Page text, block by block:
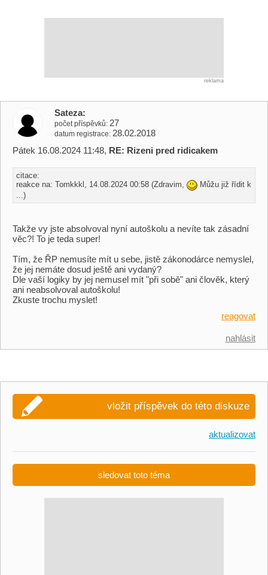
reklama
Sateza
počet příspěvků 27
datum registrace 28.02.2018
Pátek 16.08.2024 11:48, RE: Rizeni pred ridicakem
citace:
reakce na: Tomkkkl, 14.08.2024 00:58 (Zdravim,
Můžu již řídit k
...)
Takže vy jste absolvoval nyní autoškolu a nevíte tak zásadní
věc?! To je teda super!
Tím, že ŘP nemusíte mít u sebe, jistě zákonodárce nemyslel,
že jej nemáte dosud ještě ani vydaný?
Dle vaší logiky by jej nemusel mít "při sobě" ani člověk, který
ani neabsolvoval autoškolu!
Zkuste trochu myslet!
reagovat
nahlásit
vložit příspěvek do této diskuze
aktualizovat
sledovat toto téma